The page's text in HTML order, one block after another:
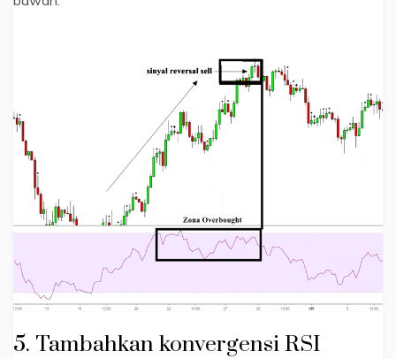
5. Tambahkan konvergensi RSI